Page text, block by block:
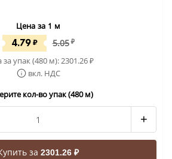
Цена за 1 м
4.79 ₽ 5.05 ₽
за упак (480 м):2301.26₽
вкл. НДС
кол-во упак (480 м)
+
за 2301.26 ₽